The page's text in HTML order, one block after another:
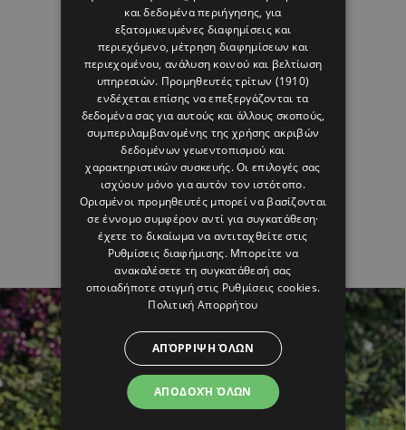
και δεδομένα περιήγησης, για
εξατομικευμένες διαφημίσεις και
περιεχόμενο, μέτρηση διαφημίσεων και
περιεχομένου, ανάλυση κοινού και βελτίωση
υπηρεσιών. Προμηθευτές τρίτων (1910)
ενδέχεται επίσης να επεξεργάζονται τα
δεδομένα σας για αυτούς και άλλους σκοπούς,
συμπεριλαμβανομένης της χρήσης ακριβών
δεδομένων γεωεντοπισμού και
χαρακτηριστικών συσκευής. Οι επιλογές σας
ισχύουν μόνο για αυτόν τον ιστότοπο.
Ορισμένοι προμηθευτές μπορεί να βασίζονται
σε έννομο συμφέρον αντί για συγκατάθεση·
έχετε το δικαίωμα να αντιταχθείτε στις
Ρυθμίσεις διαφήμισης. Μπορείτε να
ανακαλέσετε τη συγκατάθεσή σας
οποιαδήποτε στιγμή στις Ρυθμίσεις cookies.
Πολιτική Απορρήτου
ΑΠΟΔΟΧΉ ΌΛΩΝ
ΑΠΌΡΡΙΨΗ ΌΛΩΝ